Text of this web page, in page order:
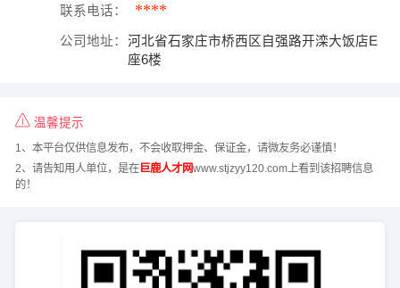
联系电话： ****
公司地址：
河北省石家庄市桥西区自强路开滦大饭店E
座6楼
温馨提示
1、本平台仅供信息发布，不会收取押金、保证金，请微友务必谨慎！
2、请告知用人单位，是在巨鹿人才网www.stjzyy120.com上看到该招聘信息
的！